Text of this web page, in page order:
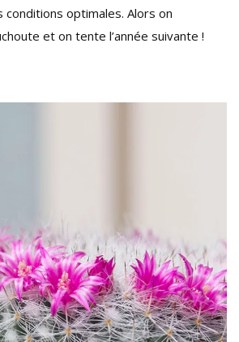
optimales. Alors on
et on tente l’année suivante !